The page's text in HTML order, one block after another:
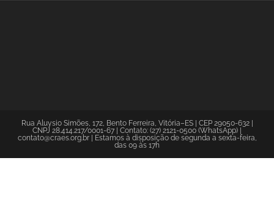
Rua Aluysio Simões, 172, Bento Ferreira, Vitória–ES | CEP 29050-632 |
CNPJ 28.414.217/0001-67 | Contato: (27) 2121-0500 (WhatsApp) |
contato@craes.org.br | Estamos à disposição de segunda a sexta-feira,
das 09 às 17h